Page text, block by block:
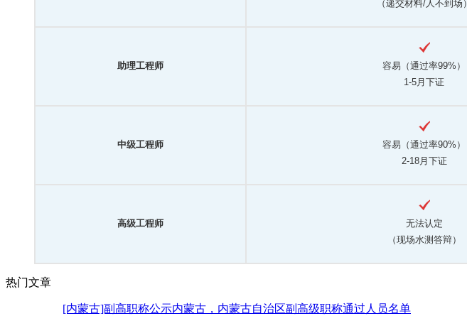
（递交材料/人不到场）
助理工程师
容易（通过率99%）
1-5月下证
中级工程师
容易（通过率90%）
2-18月下证
高级工程师
无法认定
（现场水测答辩）
热门文章
[内蒙古]副高职称公示内蒙古，内蒙古自治区副高级职称通过人员名单